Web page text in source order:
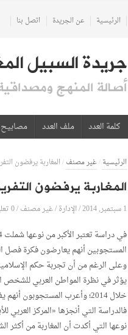
الرئيسية عن الجريدة اتصل بنا
جريدة السبيل
أصالة المنهج
كلمة العدد ملف العدد مصابيح
الرئيسية/غير مصنف/المغاربة يرفضون
المغاربة يرفضون
1 سبتمبر, 2014 /الإدارة/غير مصنف/0 تعليقات
المستجوبين أنهم يعارضون فكرة فصل
وعلى الرغم من أن تجربة حكم
خلال 2014؛ وأعرب المستجوبون أنهم يفضلون التعامل مع أشخاص متدينين.
فالدراسة التي أنجزها «المركز
نوعها التي أكدت أن المغاربة من أكثر